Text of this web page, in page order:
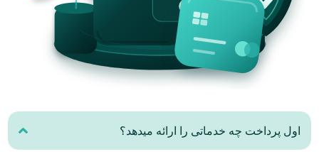
اول پرداخت چه خدماتی را ارائه میدهد؟